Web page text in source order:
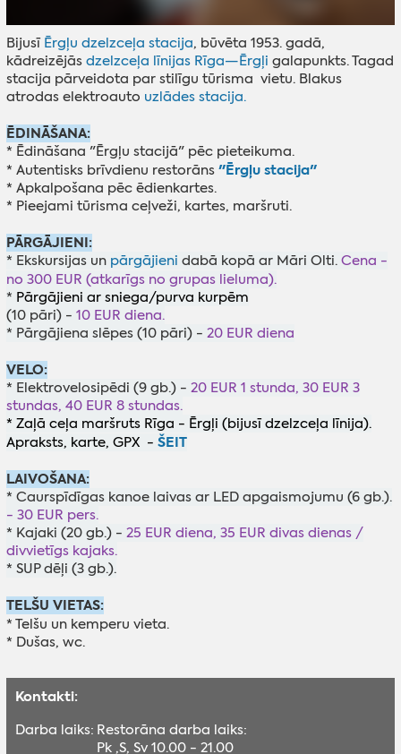
Bijusī Ērgļu dzelzceļa stacija, būvēta 1953. gadā,
kādreizējās dzelzceļa līnijas Rīga—Ērgļi galapunkts. Tagad
stacija pārveidota par stilīgu tūrisma vietu. Blakus
atrodas elektroauto uzlādes stacija.
ĒDINĀŠANA:
* Ēdināšana "Ērgļu stacijā" pēc pieteikuma.
* Autentisks brīvdienu restorāns "Ērgļu stacija"
* Apkalpošana pēc ēdienkartes.
* Pieejami tūrisma ceļveži, kartes, maršruti.
PĀRGĀJIENI:
* Ekskursijas un pārgājieni dabā kopā ar Māri Olti. Cena -
no 300 EUR (atkarīgs no grupas lieluma).
* Pārgājieni ar sniega/purva kurpēm
(10 pāri) - 10 EUR diena.
* Pārgājiena slēpes (10 pāri) - 20 EUR diena
VELO:
* Elektrovelosipēdi (9 gb.) - 20 EUR 1 stunda, 30 EUR 3
stundas, 40 EUR 8 stundas.
* Zaļā ceļa maršruts Rīga - Ērgļi (bijusī dzelzceļa līnija).
Apraksts, karte, GPX - ŠEIT
LAIVOŠANA:
* Caurspīdīgas kanoe laivas ar LED apgaismojumu (6 gb.).
- 30 EUR pers.
* Kajaki (20 gb.) - 25 EUR diena, 35 EUR divas dienas /
divvietīgs kajaks.
* SUP dēļi (3 gb.).
TELŠU VIETAS:
* Telšu un kemperu vieta.
* Dušas, wc.
Kontakti:
Darba laiks: Restorāna darba laiks:
Pk ,S, Sv 10.00 - 21.00